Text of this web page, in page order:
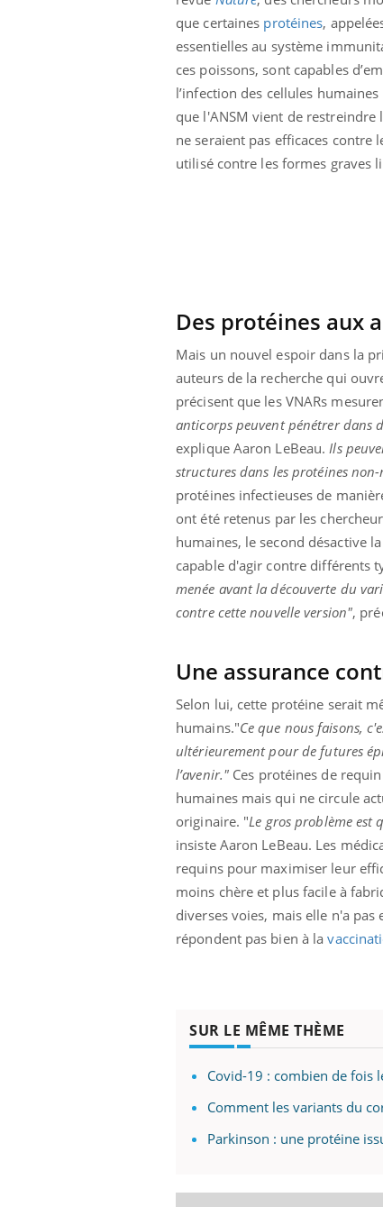
que certaines protéines,
essentielles au système
ces poissons, sont capables
l’infection des cellules humaines
que l'ANSM vient de
ne seraient pas efficaces
utilisé contre les formes graves
Des protéines aux
Mais un nouvel espoir dans la
auteurs de la recherche qui
précisent que les VNARs
anticorps peuvent pénétrer dans
explique Aaron LeBeau. Ils
structures dans les protéines
protéines infectieuses de
ont été retenus par les
humaines, le second désactive la
capable d'agir contre différents
menée avant la découverte du
contre cette nouvelle version",
Une assurance
Selon lui, cette protéine serait
humains."Ce que nous faisons,
ultérieurement pour de futures
l’avenir." Ces protéines de
humaines mais qui ne circule
originaire. "Le gros problème
insiste Aaron LeBeau. Les
requins pour maximiser leur
moins chère et plus facile à
diverses voies, mais elle n'a pas
répondent pas bien à la
SUR LE MÊME THÈME
Covid-19 : combien de fois
Comment les variants du
Parkinson : une protéine
Toujours connectés :
comment le travail
empiète de plus en plus
sur nos soirées
Carence en fer : comprendre pour
Youtube
Fatigue, irritabilité, brouillard mental ou